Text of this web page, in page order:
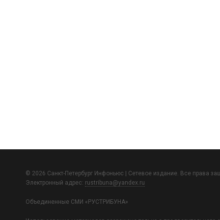
© 2026 Санкт-Петербург Инфоньюс | Сетевое издание. Все права
Электронный адрес: rustribuna@yandex.ru
Объединенные СМИ «РУСТРИБУНА»